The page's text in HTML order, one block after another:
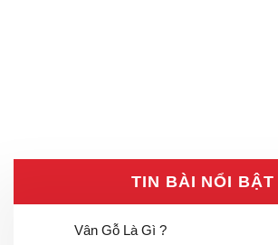
TIN BÀI NỔI BẬT
Vân Gỗ Là Gì ?